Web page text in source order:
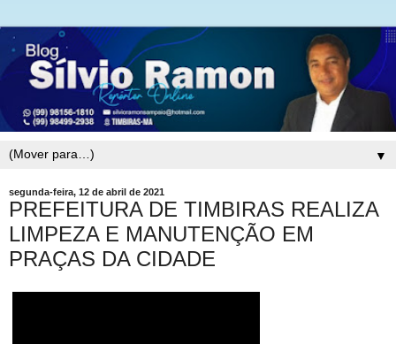
▼
segunda-feira, 12 de abril de 2021
PREFEITURA DE TIMBIRAS REALIZA
LIMPEZA E MANUTENÇÃO EM
PRAÇAS DA CIDADE